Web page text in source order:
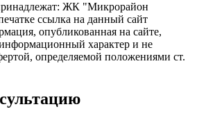
ЖК "Микрорайон
ссылка на данный сайт
опубликованная на сайте,
характер и не
определяемой положениями ст.